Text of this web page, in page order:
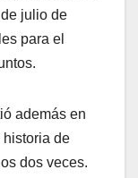
julio de
para el
además en
de
dos veces.